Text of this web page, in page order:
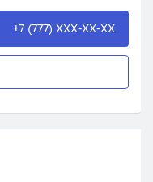
+7 (777) XXX-XX-XX